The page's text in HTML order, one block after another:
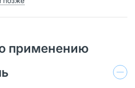
применению